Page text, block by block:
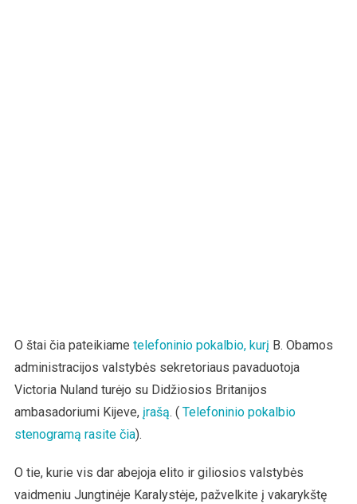
O štai čia pateikiame telefoninio pokalbio, kurį B. Obamos
administracijos valstybės sekretoriaus pavaduotoja
Victoria Nuland turėjo su Didžiosios Britanijos
ambasadoriumi Kijeve, įrašą. ( Telefoninio pokalbio
stenogramą rasite čia).
O tie, kurie vis dar abejoja elito ir giliosios valstybės
vaidmeniu Jungtinėje Karalystėje, pažvelkite į vakarykštę